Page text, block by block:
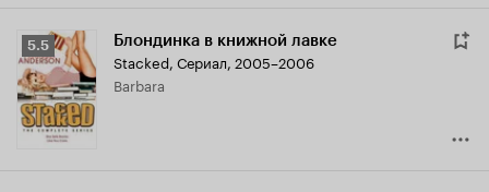
Рейтинг
Кинопоиска
5.5
5.5 Блондинка в книжной лавке
Stacked, Сериал, 2005–2006
Barbara